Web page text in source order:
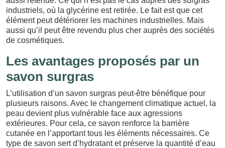
industriels, où la glycérine est retirée. Le fait est que cet
élément peut détériorer les machines industrielles. Mais
aussi qu’il peut être revendu plus cher auprès des sociétés
de cosmétiques.
Les avantages proposés par un
savon surgras
L’utilisation d’un savon surgras peut-être bénéfique pour
plusieurs raisons. Avec le changement climatique actuel, la
peau devient plus vulnérable face aux agressions
extérieures. Pour cela, ce savon renforce la barrière
cutanée en l’apportant tous les éléments nécessaires. Ce
type de savon sert d’hydratant et préserve la quantité d’eau